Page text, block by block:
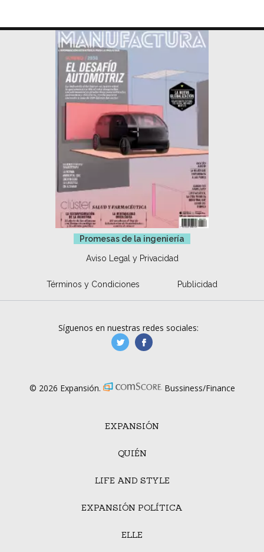
Promesas de la ingeniería
Aviso Legal y Privacidad
Términos y Condiciones Publicidad
EXPANSIÓN
QUIÉN
LIFE AND STYLE
EXPANSIÓN POLÍTICA
ELLE
Síguenos en nuestras redes sociales:
manufacturaGE
© 2026 Expansión. Bussiness/Finance